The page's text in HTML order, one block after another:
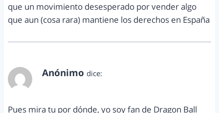
que un movimiento desesperado por vender algo
que aun (cosa rara) mantiene los derechos en España
Anónimo dice:
Pues mira tu por dónde, yo soy fan de Dragon Ball